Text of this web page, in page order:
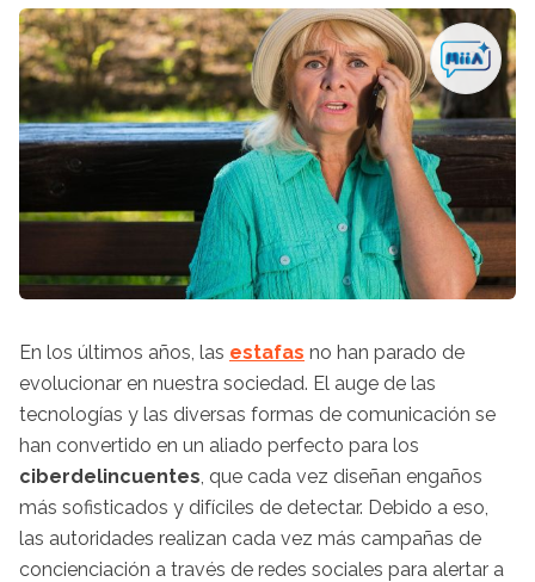
En los últimos años, las estafas no han parado de
evolucionar en nuestra sociedad. El auge de las
tecnologías y las diversas formas de comunicación se
han convertido en un aliado perfecto para los
ciberdelincuentes, que cada vez diseñan engaños
más sofisticados y difíciles de detectar. Debido a eso,
las autoridades realizan cada vez más campañas de
concienciación a través de redes sociales para alertar a